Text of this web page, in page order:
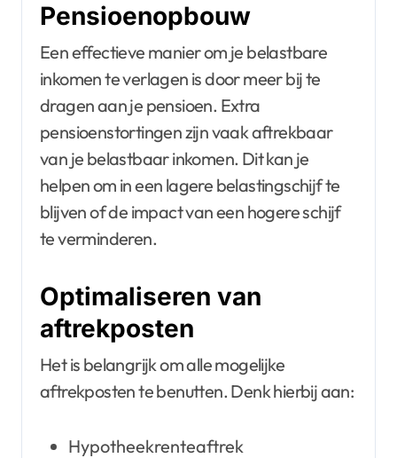
Pensioenopbouw
Een effectieve manier om je belastbare
inkomen te verlagen is door meer bij te
dragen aan je pensioen. Extra
pensioenstortingen zijn vaak aftrekbaar
van je belastbaar inkomen. Dit kan je
helpen om in een lagere belastingschijf te
blijven of de impact van een hogere schijf
te verminderen.
Optimaliseren van
aftrekposten
Het is belangrijk om alle mogelijke
aftrekposten te benutten. Denk hierbij aan:
Hypotheekrenteaftrek